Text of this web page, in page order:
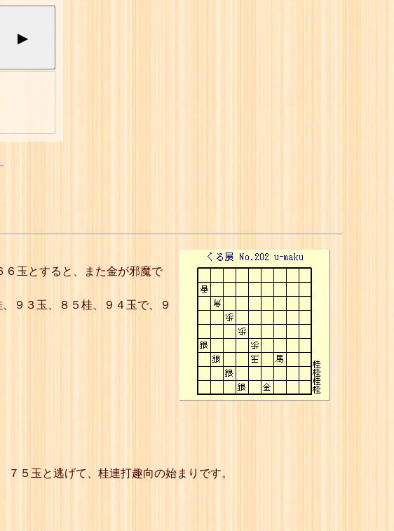
▶
玉とすると、また金が邪魔で
９３玉、８５桂、９４玉で、９
５玉と逃げて、桂連打趣向の始まりです。